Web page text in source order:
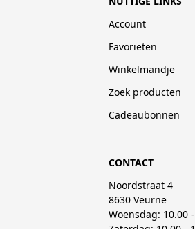
Account
Favorieten
Winkelmandje
Zoek producten
Cadeaubonnen
CONTACT
Noordstraat 4
8630 Veurne
Woensdag: 10.00